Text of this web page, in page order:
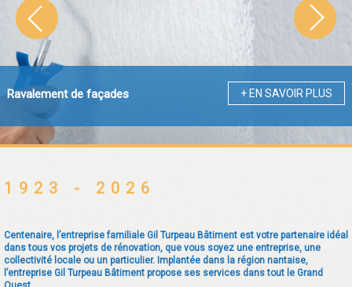
Ravalement de façades + EN SAVOIR PLUS
1923 - 2026
Centenaire, l’entreprise familiale Gil Turpeau Bâtiment est votre partenaire idéal
dans tous vos projets de rénovation, que vous soyez une entreprise, une
collectivité locale ou un particulier. Implantée dans la région nantaise,
l’entreprise Gil Turpeau Bâtiment propose ses services dans tout le Grand